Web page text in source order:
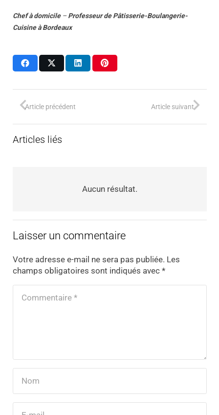
Chef à domicile–Professeur de Pâtisserie-Boulangerie-
Cuisine à Bordeaux
Article précédent Article suivant
Articles liés
Aucun résultat.
Laisser un commentaire
Votre adresse e-mail ne sera pas publiée. Les
champs obligatoires sont indiqués avec *